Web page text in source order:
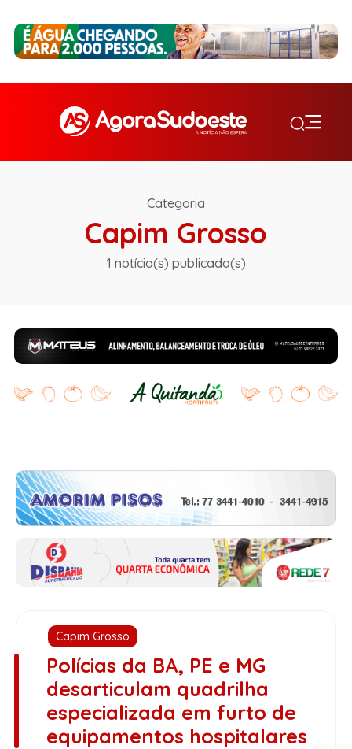
Categoria
Capim Grosso
1 notícia(s) publicada(s)
Capim Grosso
Polícias da BA, PE e MG
desarticulam quadrilha
especializada em furto de
equipamentos hospitalares